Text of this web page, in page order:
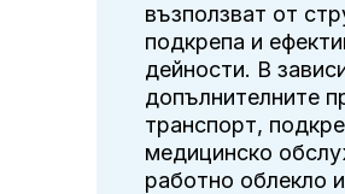
възползват от
подкрепа и
дейности. В
допълнителните
транспорт,
медицинско
работно облекло